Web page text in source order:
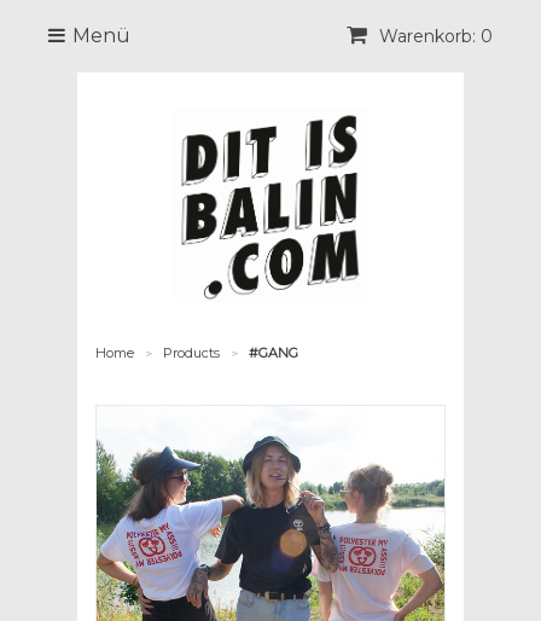
Warenkorb: 0
Menü
Home > Products > #GANG